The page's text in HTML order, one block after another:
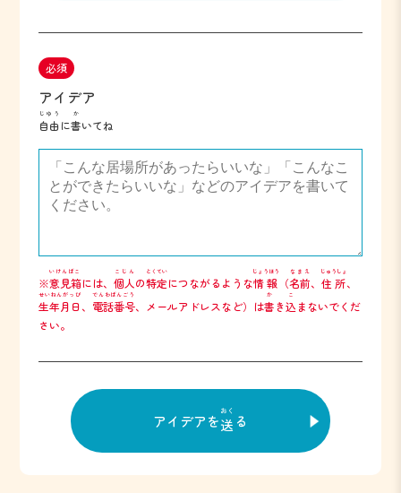
必須
アイデア
自由
じゆう
に書
か
いてね
※意見箱
いけんばこ
には、 個人
こじん
の特定
とくてい
につながるような情報
じょうほう
（名前
なまえ
、 住所
じゅうしょ
、
生年月日
せいねんがっぴ
、 電話番号
でんわばんごう
、メールアドレスなど）は書
か
き込
こ
まないでくだ
さい。
アイデアを送
おく
る